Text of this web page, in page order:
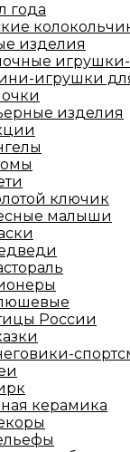
года
изделия
игрушки
изделия
ключик
малыши
России
керамика